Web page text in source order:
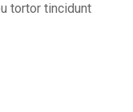
tortor tincidunt